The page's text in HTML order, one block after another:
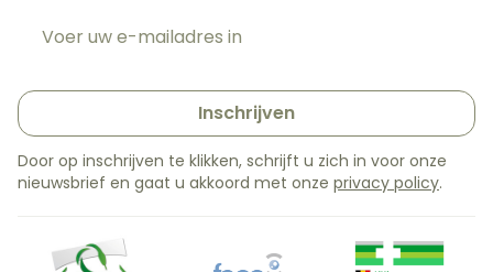
Inschrijven
Door op inschrijven te klikken, schrijft u zich in voor onze
nieuwsbrief en gaat u akkoord met onze privacy policy.